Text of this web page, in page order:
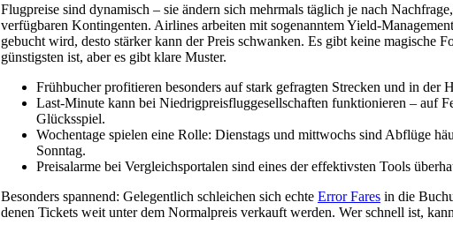
Flugpreise sind dynamisch – sie ändern sich mehrmals täglich je nach
verfügbaren Kontingenten. Airlines arbeiten mit sogenanntem Yield-
gebucht wird, desto stärker kann der Preis schwanken. Es gibt keine magische
günstigsten ist, aber es gibt klare Muster.
Frühbucher profitieren besonders auf stark gefragten Strecken und in der
Last-Minute kann bei Niedrigpreisfluggesellschaften funktionieren – auf
Glücksspiel.
Wochentage spielen eine Rolle: Dienstags und mittwochs sind Abflüge
Sonntag.
Preisalarme bei Vergleichsportalen sind eines der effektivsten Tools
Besonders spannend: Gelegentlich schleichen sich echte Error Fares in die
denen Tickets weit unter dem Normalpreis verkauft werden. Wer schnell ist,